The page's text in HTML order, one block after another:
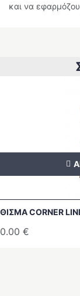
και να
CORNER
€